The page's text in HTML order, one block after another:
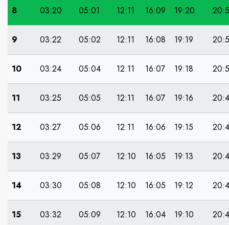
8 03:20 05:01 12:11 16:09 19:20
9 03:22 05:02 12:11 16:08 19:19
10 03:24 05:04 12:11 16:07 19:18
11 03:25 05:05 12:11 16:07 19:16
12 03:27 05:06 12:11 16:06 19:15
13 03:29 05:07 12:10 16:05 19:13
14 03:30 05:08 12:10 16:05 19:12
15 03:32 05:09 12:10 16:04 19:10